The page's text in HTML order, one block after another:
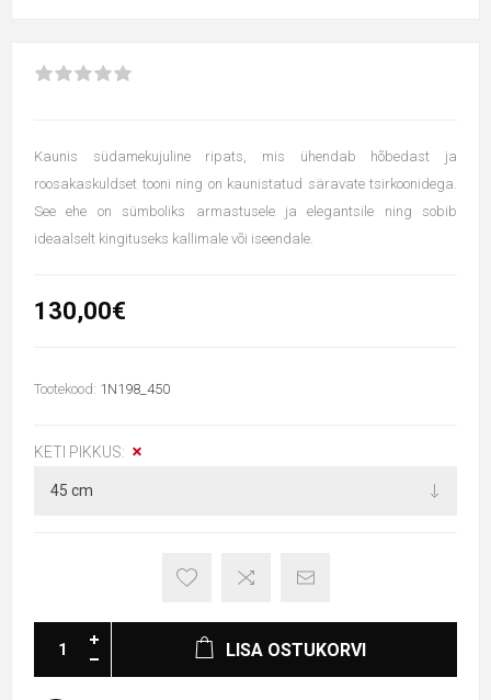
Kaunis südamekujuline ripats, mis ühendab hõbedast ja
roosakaskuldset tooni ning on kaunistatud säravate tsirkoonidega.
See ehe on sümboliks armastusele ja elegantsile ning sobib
ideaalselt kingituseks kallimale või iseendale.
130,00€
Tootekood: 1N198_450
KETI PIKKUS:
LISA OSTUKORVI